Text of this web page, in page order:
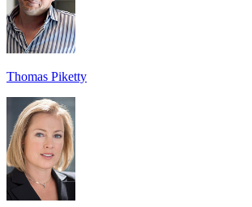
Thomas Piketty